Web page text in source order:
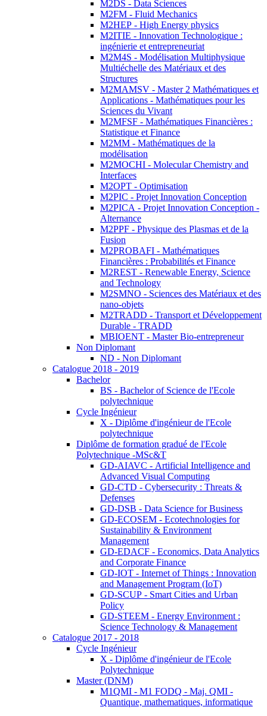
M2DS - Data Sciences
M2FM - Fluid Mechanics
M2HEP - High Energy physics
M2ITIE - Innovation Technologique :
ingénierie et entrepreneuriat
M2M4S - Modélisation Multiphysique
Multiéchelle des Matériaux et des
Structures
M2MAMSV - Master 2 Mathématiques et
Applications - Mathématiques pour les
Sciences du Vivant
M2MFSF - Mathématiques Financières :
Statistique et Finance
M2MM - Mathématiques de la
modélisation
M2MOCHI - Molecular Chemistry and
Interfaces
M2OPT - Optimisation
M2PIC - Projet Innovation Conception
M2PICA - Projet Innovation Conception -
Alternance
M2PPF - Physique des Plasmas et de la
Fusion
M2PROBAFI - Mathématiques
Financières : Probabilités et Finance
M2REST - Renewable Energy, Science
and Technology
M2SMNO - Sciences des Matériaux et des
nano-objets
M2TRADD - Transport et Développement
Durable - TRADD
MBIOENT - Master Bio-entrepreneur
Non Diplomant
ND - Non Diplomant
Catalogue 2018 - 2019
Bachelor
BS - Bachelor of Science de l'Ecole
polytechnique
Cycle Ingénieur
X - Diplôme d'ingénieur de l'Ecole
polytechnique
Diplôme de formation gradué de l'Ecole
Polytechnique -MSc&T
GD-AIAVC - Artificial Intelligence and
Advanced Visual Computing
GD-CTD - Cybersecurity : Threats &
Defenses
GD-DSB - Data Science for Business
GD-ECOSEM - Ecotechnologies for
Sustainability & Environment
Management
GD-EDACF - Economics, Data Analytics
and Corporate Finance
GD-IOT - Internet of Things : Innovation
and Management Program (IoT)
GD-SCUP - Smart Cities and Urban
Policy
GD-STEEM - Energy Environment :
Science Technology & Management
Catalogue 2017 - 2018
Cycle Ingénieur
X - Diplôme d'ingénieur de l'Ecole
Polytechnique
Master (DNM)
M1QMI - M1 FODQ - Maj. QMI -
Quantique, mathematiques, informatique